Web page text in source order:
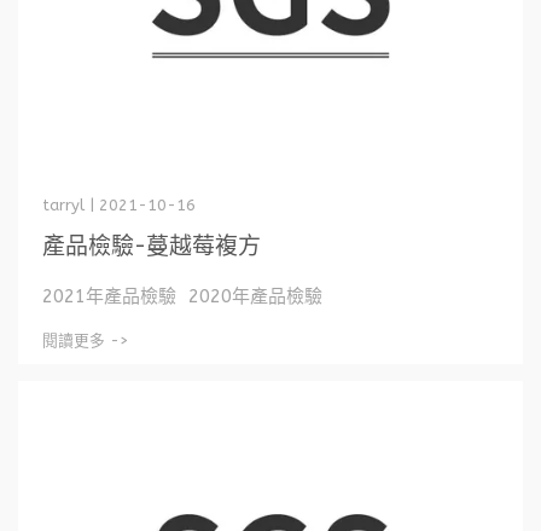
產品檢驗-蔓越莓複方
tarryl | 2021-10-16
2021年產品檢驗 2020年產品檢驗
閱讀更多 ->